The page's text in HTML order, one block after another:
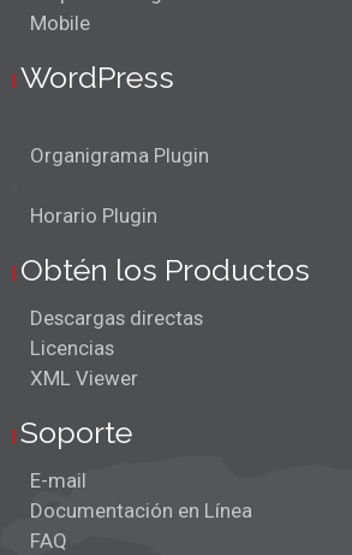
Mobile
WordPress
Organigrama Plugin
Horario Plugin
Obtén los Productos
Descargas directas
Licencias
XML Viewer
Soporte
E-mail
Documentación en Línea
FAQ